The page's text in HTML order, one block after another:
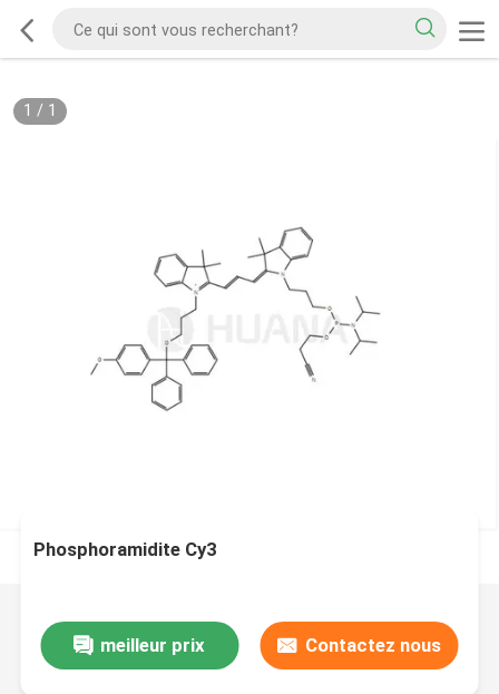
1 / 1
Phosphoramidite Cy3
meilleur prix Contactez nous